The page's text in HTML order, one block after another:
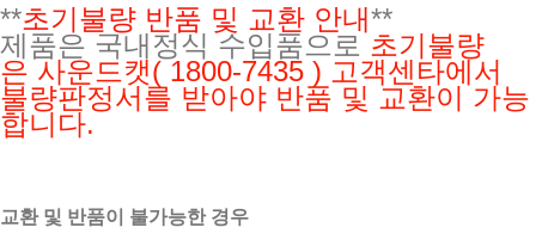
**초기불량 반품 및 교환 안내**
제품은 국내정식 수입품으로 초기불량
은사운드캣( 1800-7435 ) 고객센타에서
불량판정서를 받아야 반품 및 교환이 가능
합니다.
교환 및 반품이 불가능한 경우